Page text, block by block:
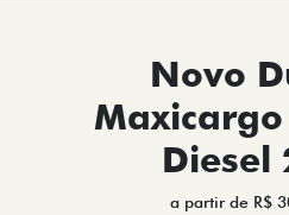
Novo
Diesel
a partir de R$